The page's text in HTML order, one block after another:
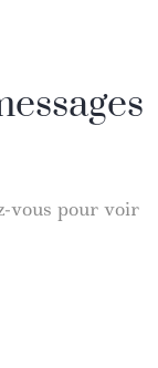
vous pour voir